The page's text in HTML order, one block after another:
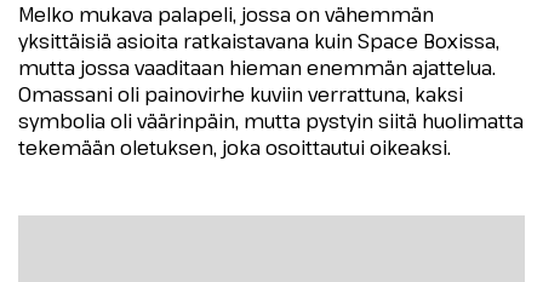
Melko mukava palapeli, jossa on vähemmän
yksittäisiä asioita ratkaistavana kuin Space Boxissa,
mutta jossa vaaditaan hieman enemmän ajattelua.
Omassani oli painovirhe kuviin verrattuna, kaksi
symbolia oli väärinpäin, mutta pystyin siitä huolimatta
tekemään oletuksen, joka osoittautui oikeaksi.